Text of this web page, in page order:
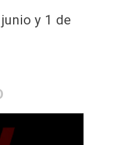
y 1 de